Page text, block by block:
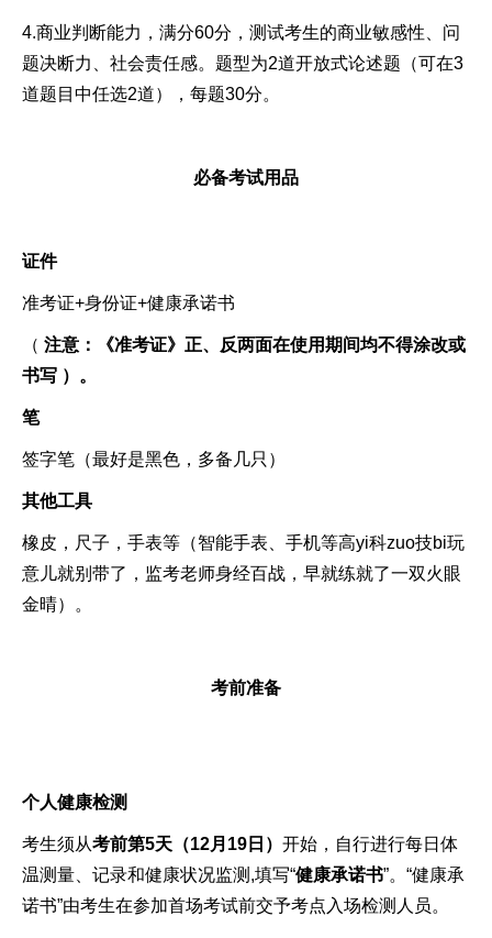
4.商业判断能力，满分60分，测试考生的商业敏感性、问
题决断力、社会责任感。题型为2道开放式论述题（可在3
道题目中任选2道），每题30分。
必备考试用品
证件
准考证+身份证+健康承诺书
（ 注意：《准考证》正、反两面在使用期间均不得涂改或
书写 ） 。
笔
签字笔（最好是黑色，多备几只）
其他工具
橡皮，尺子，手表等（智能手表、手机等高yi科zuo技bi玩
意儿就别带了，监考老师身经百战，早就练就了一双火眼
金晴）。
考前准备
个人健康检测
考生须从考前第5天（12月19日） 开始，自行进行每日体
温测量、记录和健康状况监测,填写“健康承诺书”。“健康承
诺书”由考生在参加首场考试前交予考点入场检测人员。